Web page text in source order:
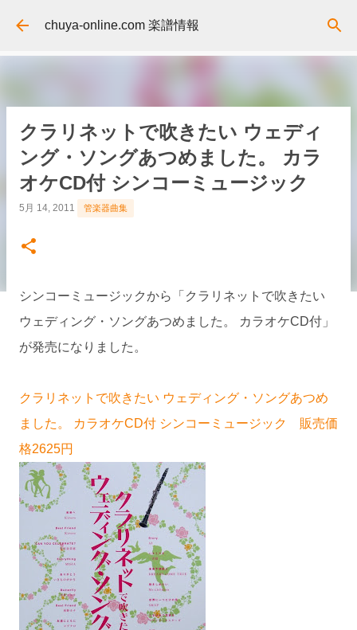
スキップしてメイン コンテンツに移動
chuya-online.com 楽譜情報
クラリネットで吹きたい ウェディ
ング・ソングあつめました。 カラ
オケCD付 シンコーミュージック
5月 14, 2011 管楽器曲集
シンコーミュージックから「クラリネットで吹きたい
ウェディング・ソングあつめました。 カラオケCD付」
が発売になりました。
クラリネットで吹きたい ウェディング・ソングあつめ
ました。 カラオケCD付 シンコーミュージック 販売価
格2625円